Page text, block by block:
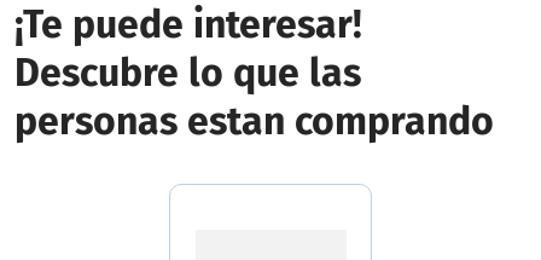
¡Te puede interesar!
Descubre lo que las
personas estan comprando